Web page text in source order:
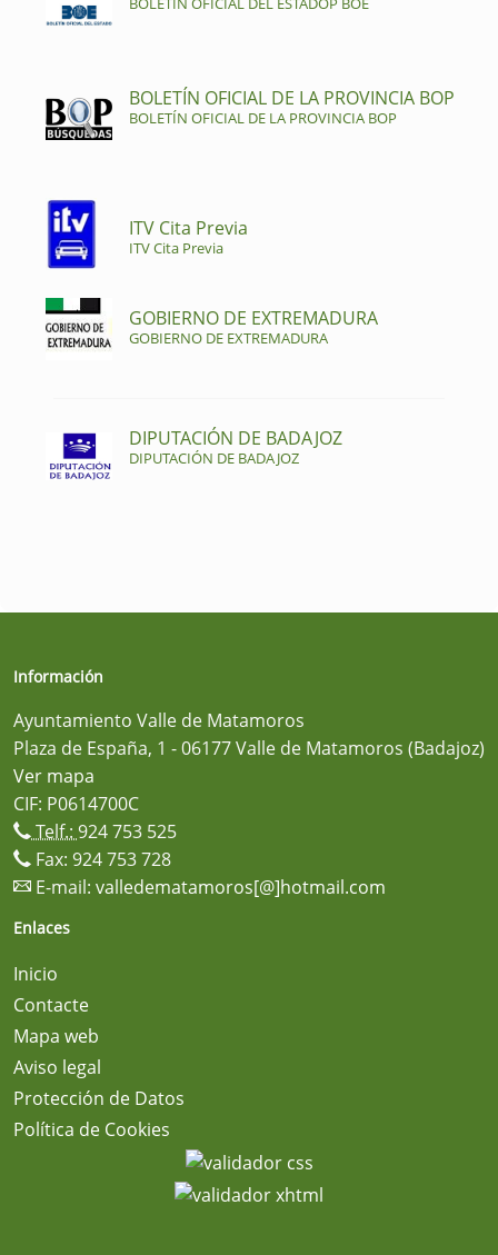
BOLETÍN OFICIAL DE LA PROVINCIA BOP
BOLETÍN OFICIAL DE LA PROVINCIA BOP
ITV Cita Previa
ITV Cita Previa
GOBIERNO DE EXTREMADURA
GOBIERNO DE EXTREMADURA
DIPUTACIÓN DE BADAJOZ
DIPUTACIÓN DE BADAJOZ
Información
Ayuntamiento Valle de Matamoros
Plaza de España, 1 - 06177 Valle de Matamoros (Badajoz)
Ver mapa
CIF: P0614700C
Telf.: 924 753 525
Fax: 924 753 728
E-mail: valledematamoros[@]hotmail.com
Enlaces
Inicio
Contacte
Mapa web
Aviso legal
Protección de Datos
Política de Cookies